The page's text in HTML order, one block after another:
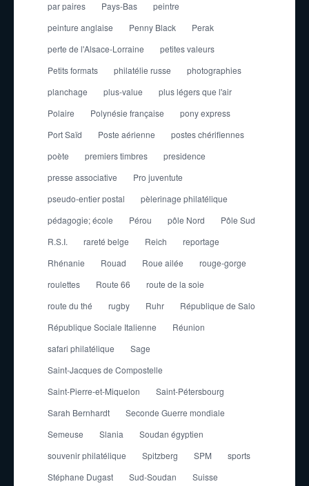
par paires Pays-Bas
peintre
peinture anglaise
Penny Black
Perak
perte de l'Alsace-Lorraine
petites valeurs
Petits formats
philatélie russe
photographies
planchage
plus-value
plus légers que l'air
Polaire
Polynésie française
pony express
Port Saïd
Poste aérienne
postes chérifiennes
poète
premiers timbres
presidence
presse associative
Pro juventute
pseudo-entier postal
pèlerinage philatélique
pédagogie; école
Pérou pôle Nord
Pôle Sud
R.S.I.
rareté belge Reich
reportage
Rhénanie
Rouad Roue ailée
rouge-gorge
roulettes
Route 66
route de la soie
route du thé
rugby Ruhr
République de Salo
République Sociale Italienne
Réunion
safari philatélique
Sage
Saint-Jacques de Compostelle
Saint-Pierre-et-Miquelon
Saint-Pétersbourg
Sarah Bernhardt
Seconde Guerre mondiale
Semeuse
Slania
Soudan égyptien
souvenir philatélique
Spitzberg SPM
sports
Stéphane Dugast
Sud-Soudan
Suisse